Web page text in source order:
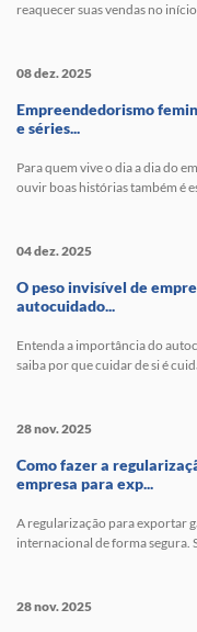
reaquecer suas vendas no
08 dez. 2025
Empreendedorismo
e séries...
Para quem vive o dia a dia do
ouvir boas histórias também é
04 dez. 2025
O peso invisível de
autocuidado...
Entenda a importância do
saiba por que cuidar de si é
28 nov. 2025
Como fazer a
empresa para exp...
A regularização para exportar
internacional de forma segura.
28 nov. 2025